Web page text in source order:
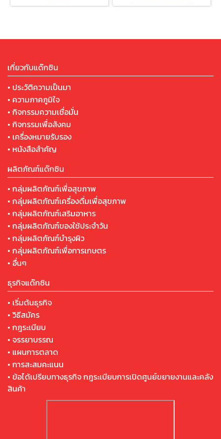
เกี่ยวกับแด๊กซิน
• ประวัติความเป็นมา
• ความภาคภูมิใจ
• กิจกรรมความเชื่อมั่น
• กิจกรรมเพื่อสังคม
• เครื่องหมายรับรอง
• หนังสือสำคัญ
ผลิตภัณฑ์แด๊กซิน
• กลุ่มผลิตภัณฑ์เพื่อสุขภาพ
• กลุ่มผลิตภัณฑ์เครื่องดื่มเพื่อสุขภาพ
• กลุ่มผลิตภัณฑ์เสริมอาหาร
• กลุ่มผลิตภัณฑ์ของใช้ประจำวัน
• กลุ่มผลิตภัณฑ์บำรุงผิว
• กลุ่มผลิตภัณฑ์เพื่อการเกษตร
• อื่นๆ
ธุรกิจแด๊กซิน
• เริ่มต้นธุรกิจ
• วิธีสมัคร
• กฎระเบียบ
• จรรยาบรรณ
• แผนการตลาด
• การสะสมคะแนน
• ข้อได้เปรียบทางธุรกิจ กฎระเบียบการเปิดศูนย์ขยายงานและคลัง
สินค้า